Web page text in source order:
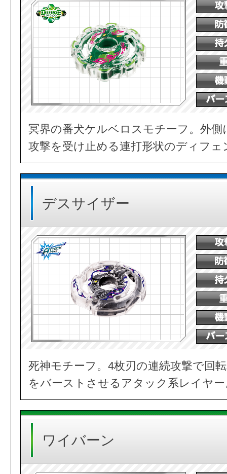
冥界の番犬ケルベロスモチーフ。外
攻撃を受け止める連打形状のディフ
デスサイザー
死神モチーフ。4枚刃の連続攻撃で回
をバーストさせるアタック系レイヤー
ワイバーン